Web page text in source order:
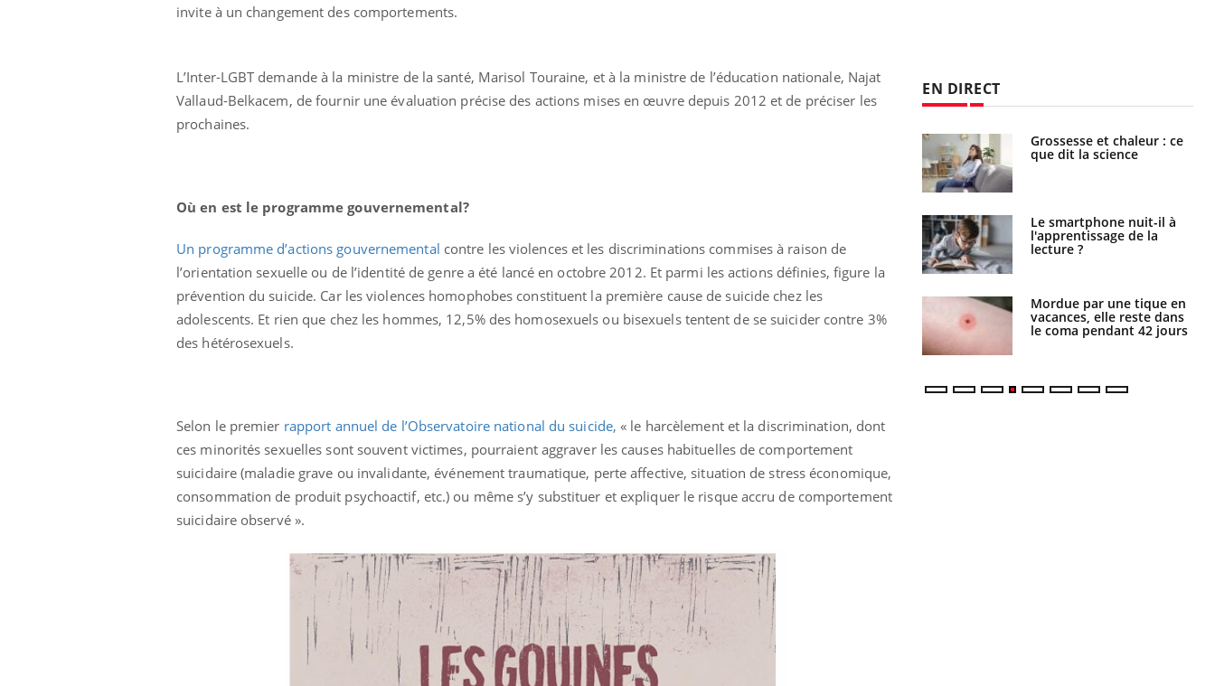
invite à un changement des comportements.
L’Inter-LGBT demande à la ministre de la santé, Marisol Touraine, et à la ministre de l’éducation nationale, Najat
Vallaud-Belkacem, de fournir une évaluation précise des actions mises en œuvre depuis 2012 et de préciser les
prochaines.
Où en est le programme gouvernemental?
Un programme d’actions gouvernemental contre les violences et les discriminations commises à raison de
l’orientation sexuelle ou de l’identité de genre a été lancé en octobre 2012. Et parmi les actions définies, figure la
prévention du suicide. Car les violences homophobes constituent la première cause de suicide chez les
adolescents. Et rien que chez les hommes, 12,5% des homosexuels ou bisexuels tentent de se suicider contre 3%
des hétérosexuels.
Selon le premier rapport annuel de l’Observatoire national du suicide, « le harcèlement et la discrimination, dont
ces minorités sexuelles sont souvent victimes, pourraient aggraver les causes habituelles de comportement
suicidaire (maladie grave ou invalidante, événement traumatique, perte affective, situation de stress économique,
consommation de produit psychoactif, etc.) ou même s’y substituer et expliquer le risque accru de comportement
suicidaire observé ».
EN DIRECT
Les médicaments GLP-1
?
Cytomégalovirus : ce qui
change dans la prise en
charge des femmes
enceintes
elle enfin ?
Pourquoi votre ventre
gâche-t-il les premiers
jours de vos vacances ?
cancer ?
Pourquoi manger moins
de protéines pourrait
finalement être bénéfique
Grossesse et chaleur : ce
que dit la science
Le smartphone nuit-il à
l'apprentissage de la
lecture ?
Mordue par une tique en
vacances, elle reste dans
le coma pendant 42 jours